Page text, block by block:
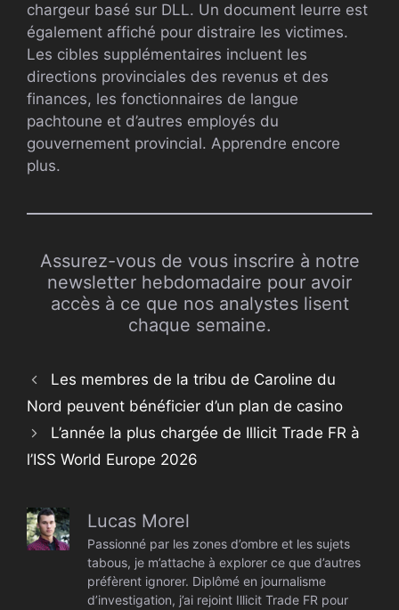
chargeur basé sur DLL. Un document leurre est
également affiché pour distraire les victimes.
Les cibles supplémentaires incluent les
directions provinciales des revenus et des
finances, les fonctionnaires de langue
pachtoune et d’autres employés du
gouvernement provincial. Apprendre encore
plus.
Assurez-vous de vous inscrire à notre
newsletter hebdomadaire pour avoir
accès à ce que nos analystes lisent
chaque semaine.
Les membres de la tribu de Caroline du
Nord peuvent bénéficier d’un plan de casino
L’année la plus chargée de Illicit Trade FR à
l’ISS World Europe 2026
Lucas Morel
Passionné par les zones d’ombre et les sujets
tabous, je m’attache à explorer ce que d’autres
préfèrent ignorer. Diplômé en journalisme
d’investigation, j’ai rejoint Illicit Trade FR pour